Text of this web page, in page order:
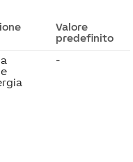
Valore
predefinito
-